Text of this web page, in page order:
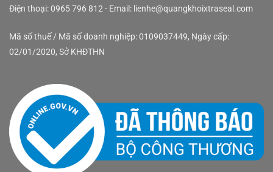
Điện thoại: 0965 796 812 - Email: lienhe@quangkhoixtraseal.com
Mã số thuế / Mã số doanh nghiệp: 0109037449, Ngày cấp:
02/01/2020, Sở KHĐTHN